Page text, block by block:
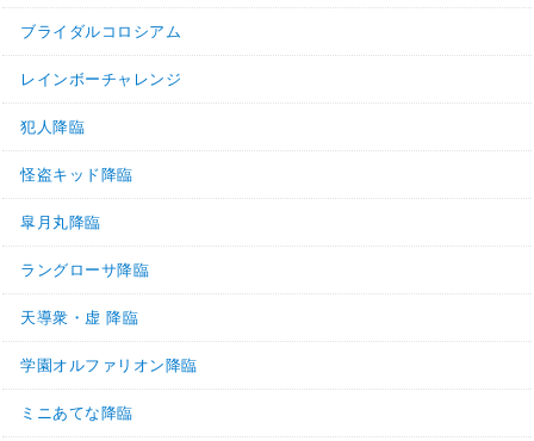
ブライダルコロシアム
レインボーチャレンジ
犯人降臨
怪盗キッド降臨
皐月丸降臨
ラングローサ降臨
天導衆・虚 降臨
学園オルファリオン降臨
ミニあてな降臨